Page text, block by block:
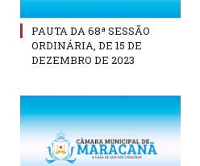
PAUTA DA 68ª SESSÃO
ORDINÁRIA, DE 15 DE
DEZEMBRO DE 2023